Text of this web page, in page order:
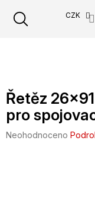
obsah
CZK
Řetěz
pro
Průměrné
Neohodnoceno